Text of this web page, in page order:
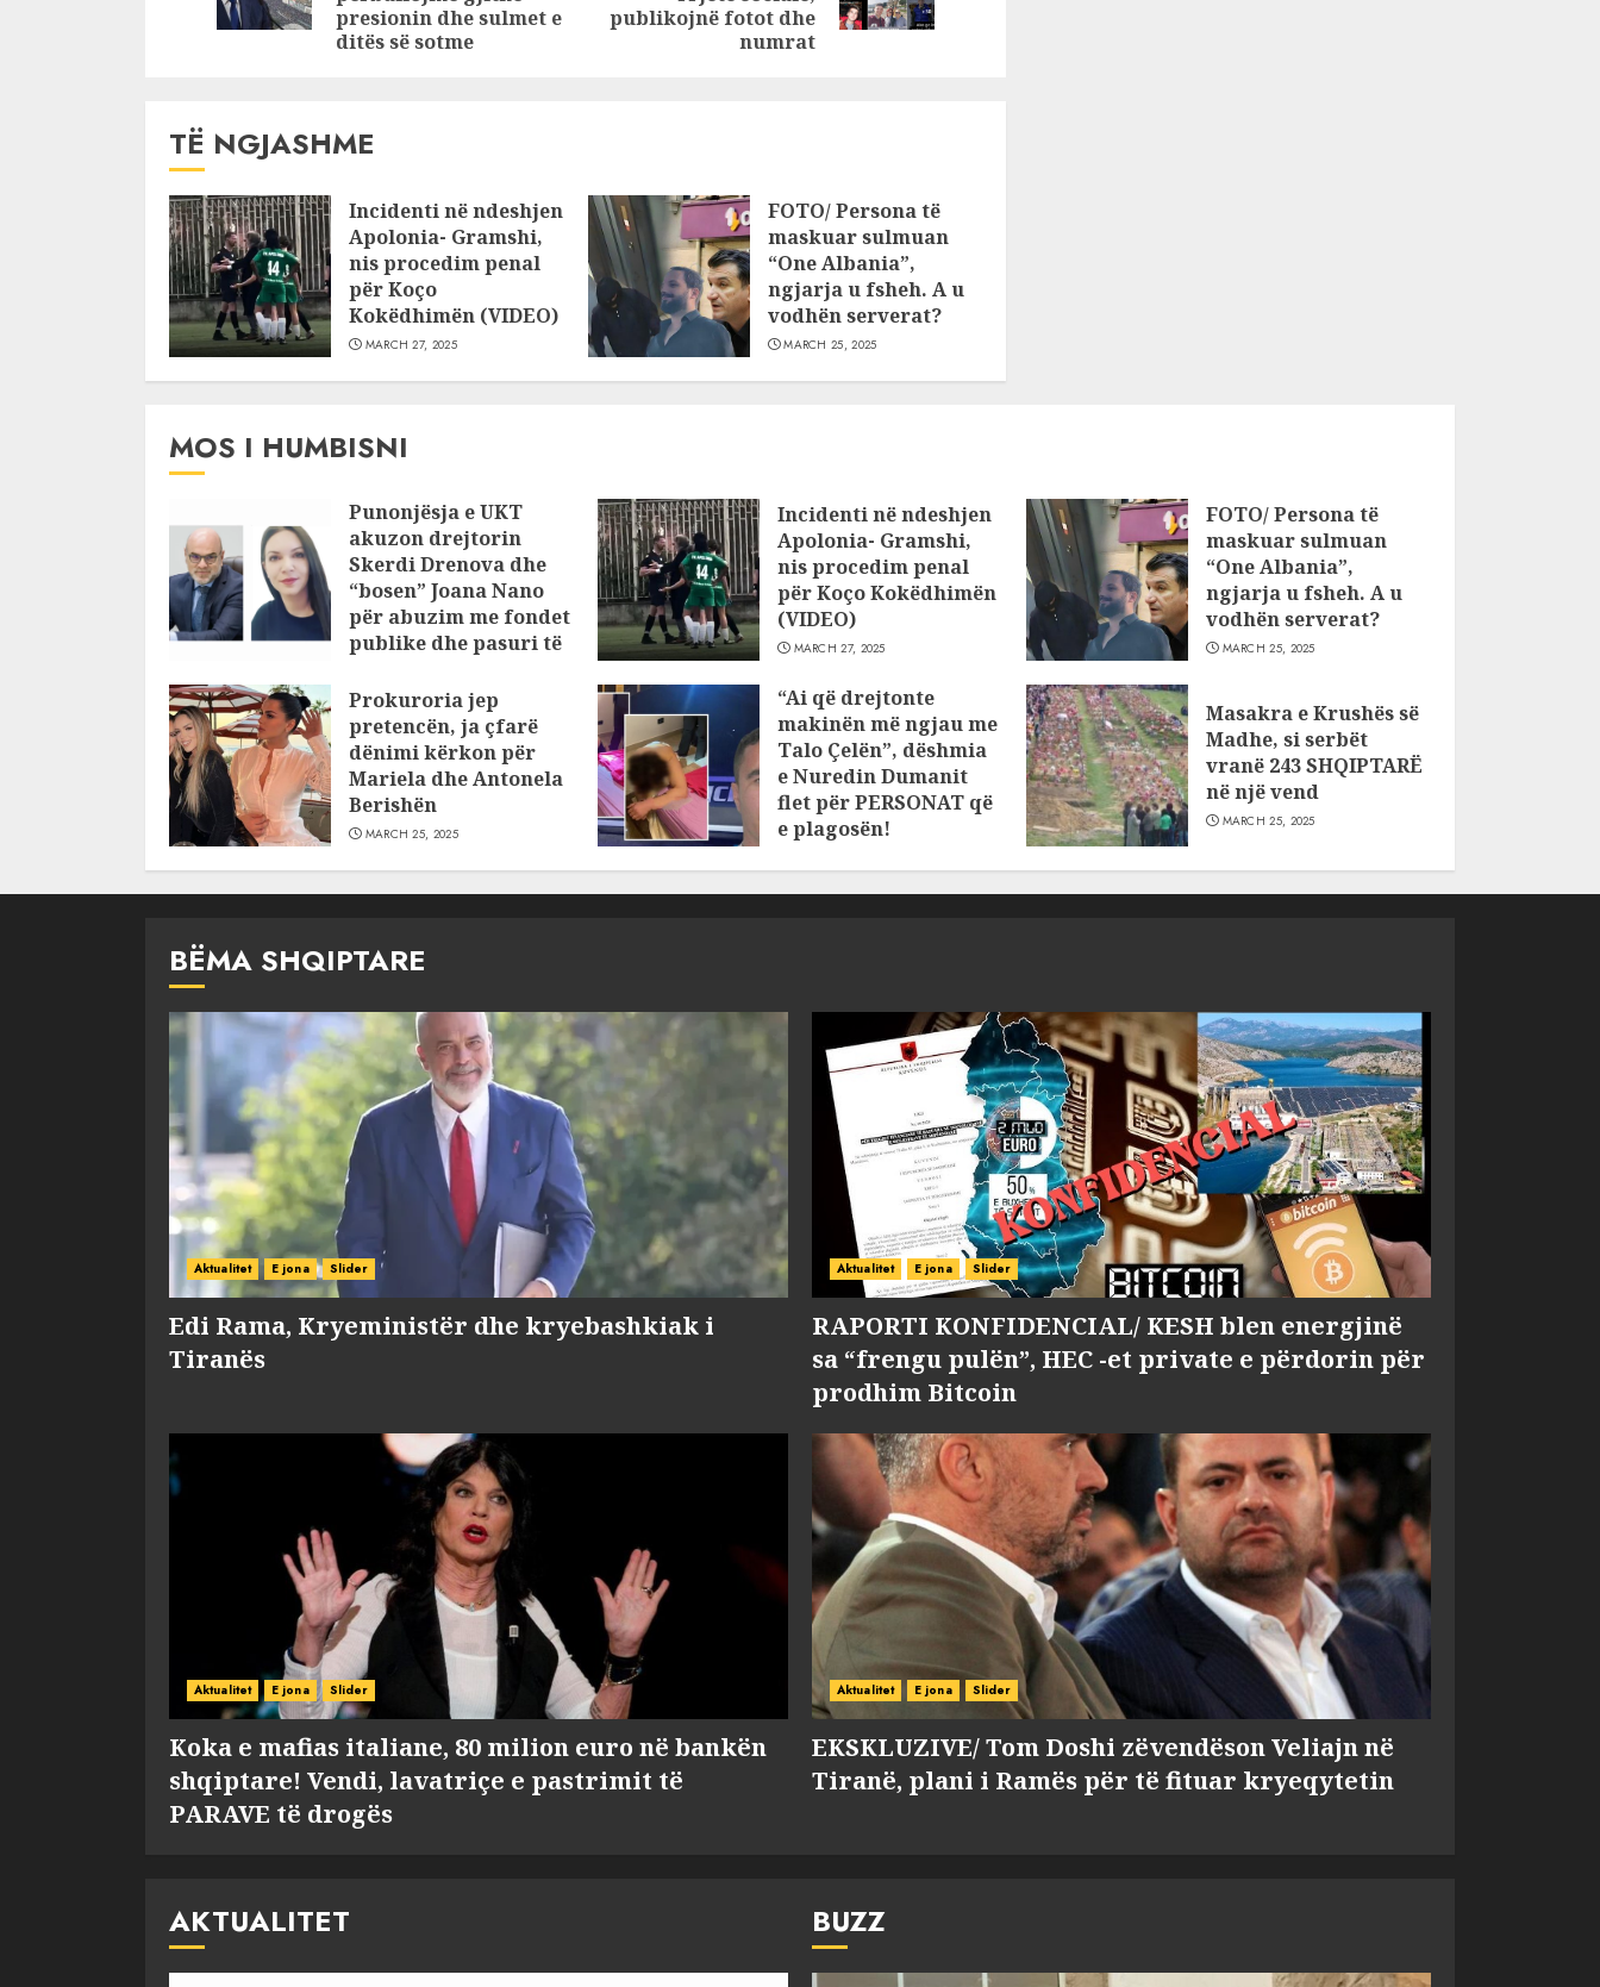
post:
presionin dhe sulmet e
ditës së sotme
post:publikojnë fotot dhe
numrat
TË NGJASHME
Incidenti në ndeshjen
Apolonia- Gramshi,
nis procedim penal
për Koço
Kokëdhimën (VIDEO)
MARCH 27, 2025
FOTO/ Persona të
maskuar sulmuan
“One Albania”,
ngjarja u fsheh. A u
vodhën serverat?
MARCH 25, 2025
MOS I HUMBISNI
Punonjësja e UKT
akuzon drejtorin
Skerdi Drenova dhe
“bosen” Joana Nano
për abuzim me fondet
publike dhe pasuri të
JULY 24, 2025
Incidenti në ndeshjen
Apolonia- Gramshi,
nis procedim penal
për Koço Kokëdhimën
(VIDEO)
MARCH 27, 2025
FOTO/ Persona të
maskuar sulmuan
“One Albania”,
ngjarja u fsheh. A u
vodhën serverat?
MARCH 25, 2025
Prokuroria jep
pretencën, ja çfarë
dënimi kërkon për
Mariela dhe Antonela
Berishën
MARCH 25, 2025
“Ai që drejtonte
makinën më ngjau me
Talo Çelën”, dëshmia
e Nuredin Dumanit
flet për PERSONAT që
e plagosën!
Masakra e Krushës së
Madhe, si serbët
vranë 243 SHQIPTARË
në një vend
MARCH 25, 2025
BËMA SHQIPTARE
Aktualitet E jona Slider
Edi Rama, Kryeministër dhe kryebashkiak i
Tiranës
Aktualitet E jona Slider
RAPORTI KONFIDENCIAL/ KESH blen energjinë
sa “frengu pulën”, HEC -et private e përdorin për
prodhim Bitcoin
Aktualitet E jona Slider
Koka e mafias italiane, 80 milion euro në bankën
shqiptare! Vendi, lavatriçe e pastrimit të
PARAVE të drogës
Aktualitet E jona Slider
EKSKLUZIVE/ Tom Doshi zëvendëson Veliajn në
Tiranë, plani i Ramës për të fituar kryeqytetin
AKTUALITET BUZZ